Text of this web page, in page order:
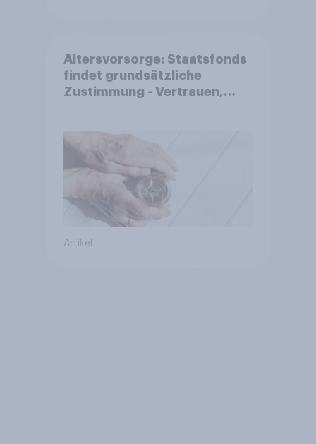
Altersvorsorge: Staatsfonds
findet grundsätzliche
Zustimmung - Vertrauen,
Akzeptanz
Artikel